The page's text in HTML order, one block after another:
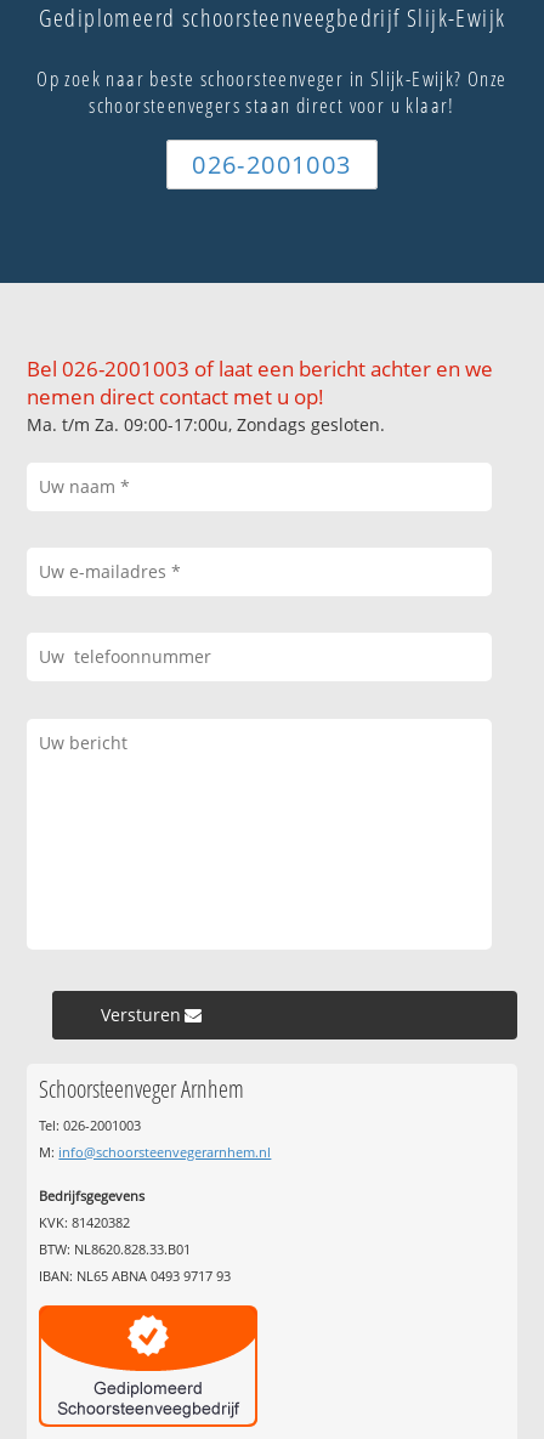
Gediplomeerd schoorsteenveegbedrijf Slijk-Ewijk
Op zoek naar beste schoorsteenveger in Slijk-Ewijk? Onze
schoorsteenvegers staan direct voor u klaar!
026-2001003
Bel 026-2001003 of laat een bericht achter en we
nemen direct contact met u op!
Ma. t/m Za. 09:00-17:00u, Zondags gesloten.
Versturen »
Schoorsteenveger Arnhem
Tel: 026-2001003
M: info@schoorsteenvegerarnhem.nl
Bedrijfsgegevens
KVK: 81420382
BTW: NL8620.828.33.B01
IBAN: NL65 ABNA 0493 9717 93